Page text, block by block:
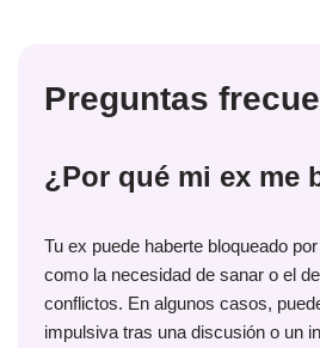
Preguntas
¿Por qué mi ex me
Tu ex puede haberte bloqueado
como la necesidad de sanar o el
conflictos. En algunos casos,
impulsiva tras una discusión o un